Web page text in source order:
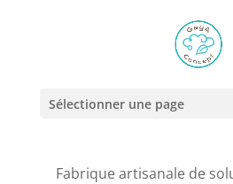
Sélectionner une page
Fabrique artisanale de